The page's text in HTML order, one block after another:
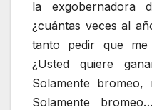
la exgobernadora
¿cuántas veces al
tanto pedir que me
¿Usted quiere
Solamente bromeo,
Solamente